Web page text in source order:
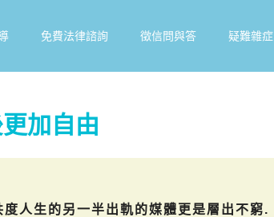
免費法律諮詢 徵信問與答 疑難雜症
加自由
人生的另一半出軌的媒體更是層出不窮.